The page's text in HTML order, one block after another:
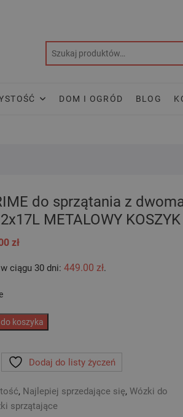
DOM I OGRÓD BLOG
do sprzątania z
METALOWY KOSZYK
zł.
złAktualna
399.00 zł.
ciągu 30 dni: 449.00 zł.
koszyka
Dodaj do listy życzeń
, Najlepiej sprzedające się, Wózki do
sprzątające